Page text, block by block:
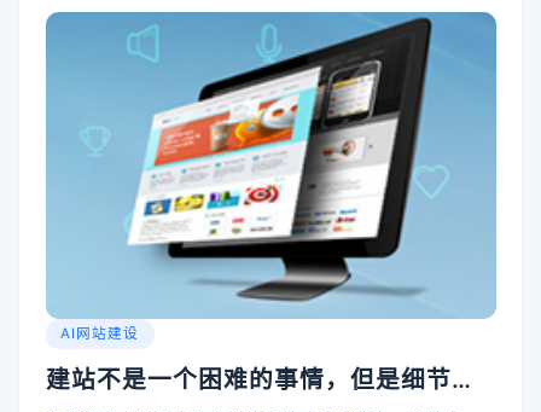
AI网站建设
建站不是一个困难的事情，但是细节还